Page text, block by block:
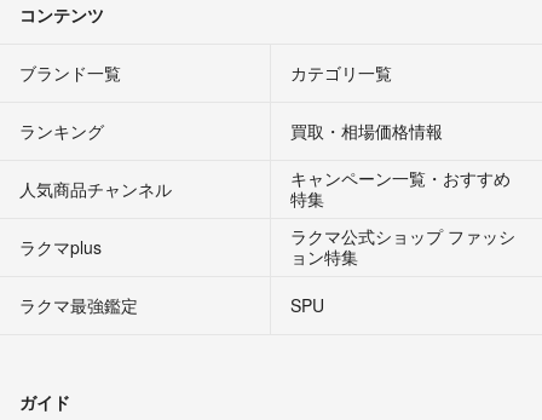
コンテンツ
ブランド一覧 カテゴリ一覧
ランキング 買取・相場価格情報
人気商品チャンネル
キャンペーン一覧・おすすめ
特集
ラクマplus
ラクマ公式ショップ ファッシ
ョン特集
ラクマ最強鑑定
SPU
ガイド